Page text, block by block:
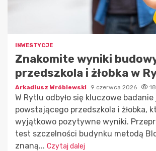
INWESTYCJE
Znakomite wyniki
przedszkola i żłobka w
Arkadiusz Wróblewski 9 czerwca 2026
W Rytlu odbyło się kluczowe
powstającego przedszkola i żłobka,
wyjątkowo pozytywne wyniki.
test szczelności budynku metodą
znaną... Czytaj dalej